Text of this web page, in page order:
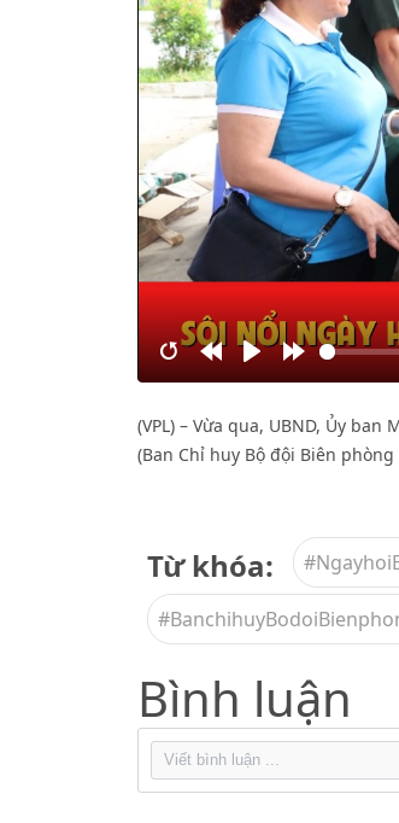
RestartRewindPlay Forward
(VPL) – Vừa qua, UBND, Ủy
(Ban Chỉ huy Bộ đội Biên
Từ khóa:
Bình luận